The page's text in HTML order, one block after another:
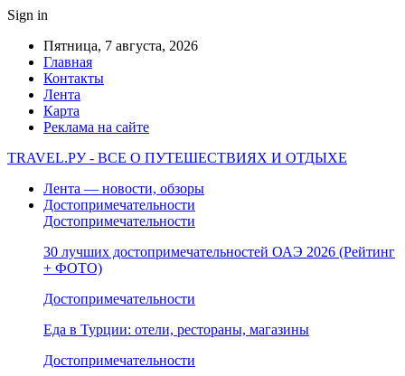
Sign in
Пятница, 7 августа, 2026
Главная
Контакты
Лента
Карта
Реклама на сайте
TRAVEL.РУ - ВСЕ О ПУТЕШЕСТВИЯХ И ОТДЫХЕ
Лента — новости, обзоры
Достопримечательности
Достопримечательности
30 лучших достопримечательностей ОАЭ 2026 (Рейтинг
+ ФОТО)
Достопримечательности
Еда в Турции: отели, рестораны, магазины
Достопримечательности